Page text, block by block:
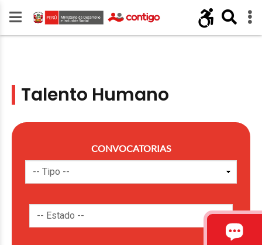
Talento Humano
CONVOCATORIAS